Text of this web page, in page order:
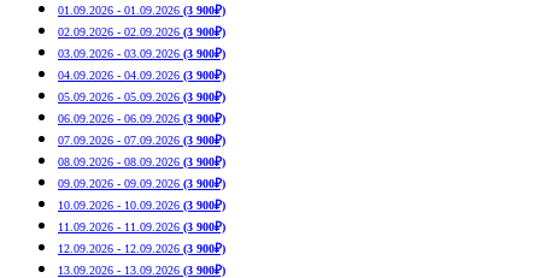
01.09.2026 - 01.09.2026 (3 900₽)
02.09.2026 - 02.09.2026 (3 900₽)
03.09.2026 - 03.09.2026 (3 900₽)
04.09.2026 - 04.09.2026 (3 900₽)
05.09.2026 - 05.09.2026 (3 900₽)
06.09.2026 - 06.09.2026 (3 900₽)
07.09.2026 - 07.09.2026 (3 900₽)
08.09.2026 - 08.09.2026 (3 900₽)
09.09.2026 - 09.09.2026 (3 900₽)
10.09.2026 - 10.09.2026 (3 900₽)
11.09.2026 - 11.09.2026 (3 900₽)
12.09.2026 - 12.09.2026 (3 900₽)
13.09.2026 - 13.09.2026 (3 900₽)